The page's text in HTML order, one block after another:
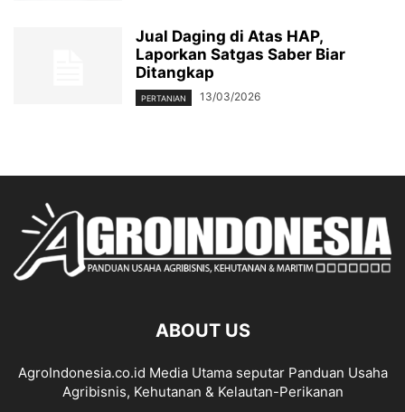
Jual Daging di Atas HAP,
Laporkan Satgas Saber Biar
Ditangkap
PERTANIAN 13/03/2026
ABOUT US
AgroIndonesia.co.id Media Utama seputar Panduan Usaha
Agribisnis, Kehutanan & Kelautan-Perikanan